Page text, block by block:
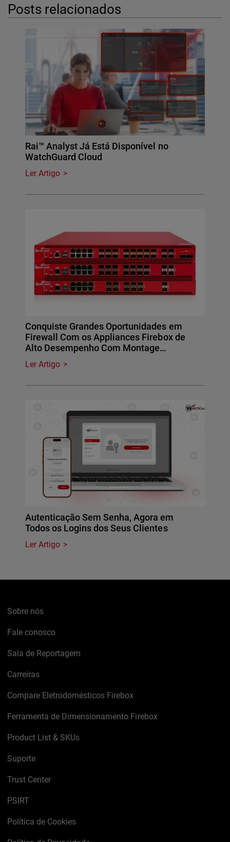
Posts relacionados
Rai™ Analyst Já Está Disponível no
WatchGuard Cloud
Ler Artigo
Conquiste Grandes Oportunidades em
Firewall Com os Appliances Firebox de
Alto Desempenho Com Montage…
Ler Artigo
Autenticação Sem Senha, Agora em
Todos os Logins dos Seus Clientes
Ler Artigo
Sobre nós
Fale conosco
Sala de Reportagem
Carreiras
Compare Eletrodomésticos Firebox
Ferramenta de Dimensionamento Firebox
Product List & SKUs
Suporte
Trust Center
PSIRT
Política de Cookies